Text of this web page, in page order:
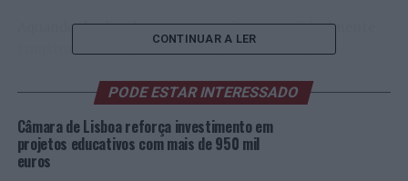
Aquando da abordagem ao suspeito, este, visivelmente
transtornado e agressivo, sempre com uma pose
para cessar tal comportamento, não acatando a ordem.
Foi solicitado o seu documento de identificação para
averiguar se pendia algum ilícito criminal sobre o
CONTINUAR A LER
PODE ESTAR INTERESSADO
Câmara de Lisboa reforça investimento em
projetos educativos com mais de 950 mil
euros